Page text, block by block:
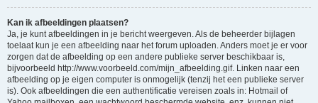
Kan ik afbeeldingen plaatsen?
Ja, je kunt afbeeldingen in je bericht weergeven. Als de beheerder bijlagen
toelaat kun je een afbeelding naar het forum uploaden. Anders moet je er voor
zorgen dat de afbeelding op een andere publieke server beschikbaar is,
bijvoorbeeld http://www.voorbeeld.com/mijn_afbeelding.gif. Linken naar een
afbeelding op je eigen computer is onmogelijk (tenzij het een publieke server
is). Ook afbeeldingen die een authentificatie vereisen zoals in: Hotmail of